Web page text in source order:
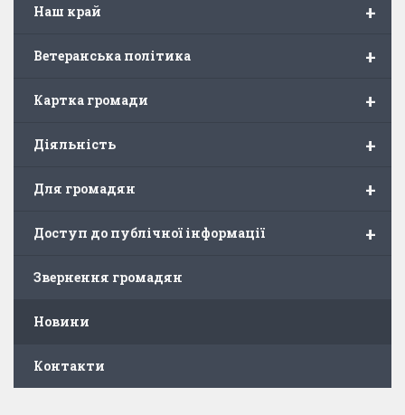
+
Наш край
+
Ветеранська політика
+
Картка громади
+
Діяльність
+
Для громадян
+
Доступ до публічної інформації
Звернення громадян
Новини
Контакти